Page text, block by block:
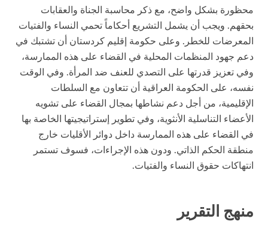
محظورة بشكل واضح، مع ذكر محاسبة الجناة والعقابات
بحقهم. ويجب أن يشمل التشريع أحكاماً تحمي النساء والفتيات
المعرضات للخطر. وعلى حكومة إقليم كردستان أن تشتبك في
دعم جهود المنظمات المحلية في القضاء على هذه الممارسة،
وفي تعزيز قدرتها على التصدي للعنف ضد المرأة. وفي الوقت
نفسه، على الحكومة العراقية أن تتعاون مع السلطات
الإقليمية، من أجل دعم نشاطها بمجال القضاء على تشويه
الأعضاء التناسلية الأنثوية، وفي تطوير إستراتيجيتها الخاصة بها
في القضاء على هذه الممارسة داخل دوائر الأقليات خارج
منطقة الحكم الذاتي. ودون هذه الإجراءات، فسوف تستمر
انتهاكات حقوق النساء والفتيات.
منهج التقرير